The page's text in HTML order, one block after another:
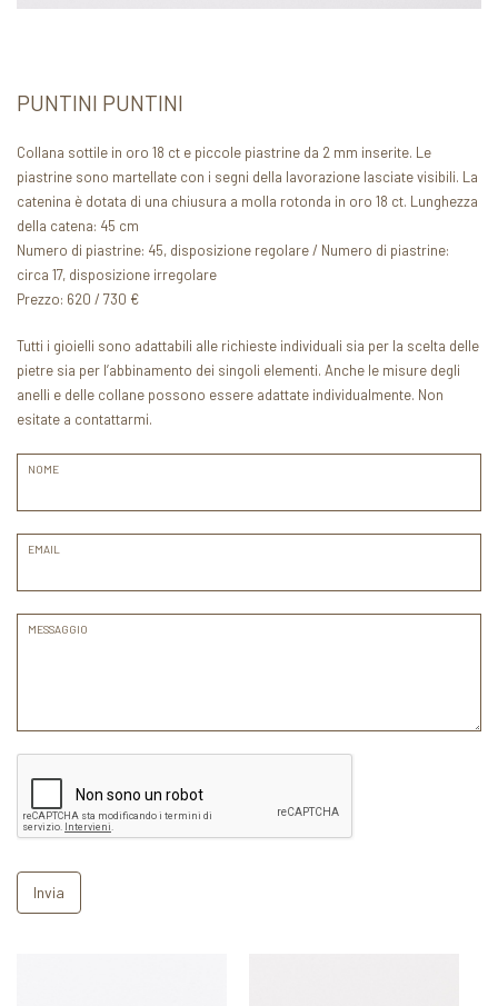
PUNTINI PUNTINI
Collana sottile in oro 18 ct e piccole piastrine da 2 mm inserite. Le
piastrine sono martellate con i segni della lavorazione lasciate visibili. La
catenina è dotata di una chiusura a molla rotonda in oro 18 ct. Lunghezza
della catena: 45 cm
Numero di piastrine: 45, disposizione regolare / Numero di piastrine:
circa 17, disposizione irregolare
Prezzo: 620 / 730 €
Tutti i gioielli sono adattabili alle richieste individuali sia per la scelta delle
pietre sia per l’abbinamento dei singoli elementi. Anche le misure degli
anelli e delle collane possono essere adattate individualmente. Non
esitate a contattarmi.
NOME
EMAIL
MESSAGGIO
Invia